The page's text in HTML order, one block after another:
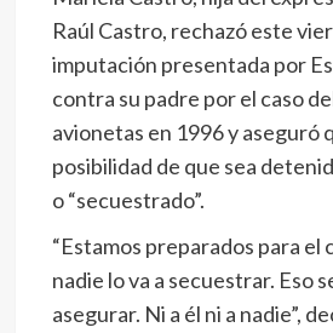
Raúl Castro, rechazó este
imputación presentada por
contra su padre por el caso
avionetas en 1996 y aseguró
posibilidad de que sea
o “secuestrado”.
“Estamos preparados para el
nadie lo va a secuestrar. Eso
asegurar. Ni a él ni a nadie”,